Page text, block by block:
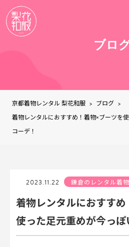
ブロ
京都着物レンタル 梨花和服 > ブログ >
着物レンタルにおすすめ！着物×ブーツを
コーデ！
2023.11.22 鎌倉のレンタル着
着物レンタルにおすす
使った足元重めが今っぽ